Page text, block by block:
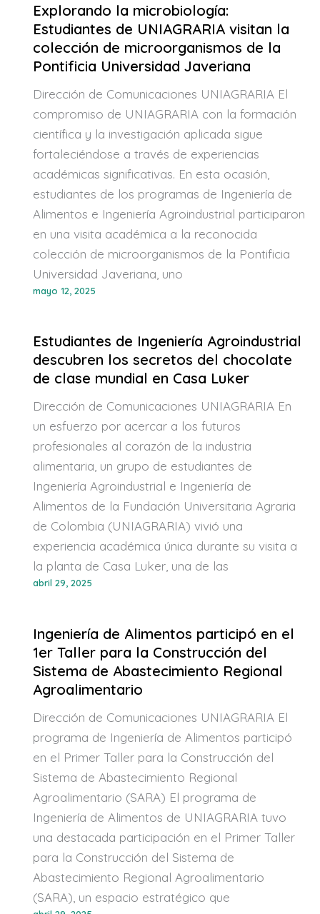
Explorando la microbiología:
Estudiantes de UNIAGRARIA visitan la
colección de microorganismos de la
Pontificia Universidad Javeriana
Dirección de Comunicaciones UNIAGRARIA El
compromiso de UNIAGRARIA con la formación
científica y la investigación aplicada sigue
fortaleciéndose a través de experiencias
académicas significativas. En esta ocasión,
estudiantes de los programas de Ingeniería de
Alimentos e Ingeniería Agroindustrial participaron
en una visita académica a la reconocida
colección de microorganismos de la Pontificia
Universidad Javeriana, uno
mayo 12, 2025
Estudiantes de Ingeniería Agroindustrial
descubren los secretos del chocolate
de clase mundial en Casa Luker
Dirección de Comunicaciones UNIAGRARIA En
un esfuerzo por acercar a los futuros
profesionales al corazón de la industria
alimentaria, un grupo de estudiantes de
Ingeniería Agroindustrial e Ingeniería de
Alimentos de la Fundación Universitaria Agraria
de Colombia (UNIAGRARIA) vivió una
experiencia académica única durante su visita a
la planta de Casa Luker, una de las
abril 29, 2025
Ingeniería de Alimentos participó en el
1er Taller para la Construcción del
Sistema de Abastecimiento Regional
Agroalimentario
Dirección de Comunicaciones UNIAGRARIA El
programa de Ingeniería de Alimentos participó
en el Primer Taller para la Construcción del
Sistema de Abastecimiento Regional
Agroalimentario (SARA) El programa de
Ingeniería de Alimentos de UNIAGRARIA tuvo
una destacada participación en el Primer Taller
para la Construcción del Sistema de
Abastecimiento Regional Agroalimentario
(SARA), un espacio estratégico que